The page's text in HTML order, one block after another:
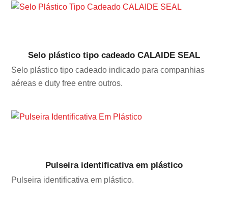
Selo plástico tipo cadeado CALAIDE SEAL
Selo plástico tipo cadeado indicado para companhias
aéreas e duty free entre outros.
Pulseira identificativa em plástico
Pulseira identificativa em plástico.